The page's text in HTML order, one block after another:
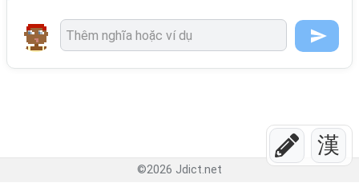
漢
©2026 Jdict.net